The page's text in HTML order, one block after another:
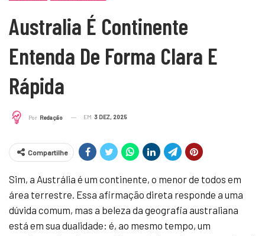
Australia É Continente
Entenda De Forma Clara E
Rápida
Por Redação EM 3 DEZ, 2025
Compartilhe
Sim, a Austrália é um continente, o menor de todos em
área terrestre. Essa afirmação direta responde a uma
dúvida comum, mas a beleza da geografia australiana
está em sua dualidade: é, ao mesmo tempo, um